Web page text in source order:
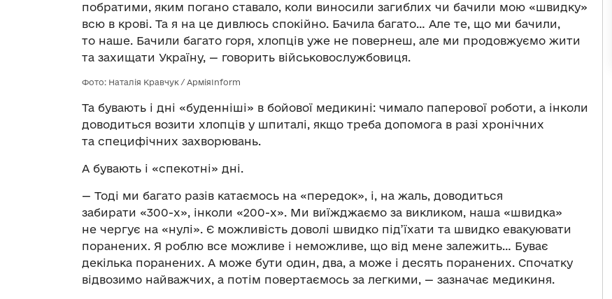
побратими, яким погано ставало, коли виносили загиблих чи бачили мою «швидку»
всю в крові. Та я на це дивлюсь спокійно. Бачила багато… Але те, що ми бачили,
то наше. Бачили багато горя, хлопців уже не повернеш, але ми продовжуємо жити
та захищати Україну, — говорить військовослужбовиця.
Фото: Наталія Кравчук / АрміяInform
Та бувають і дні «буденніші» в бойової медикині: чимало паперової роботи, а інколи
доводиться возити хлопців у шпиталі, якщо треба допомога в разі хронічних
та специфічних захворювань.
А бувають і «спекотні» дні.
— Тоді ми багато разів катаємось на «передок», і, на жаль, доводиться
забирати «300-х», інколи «200-х». Ми виїжджаємо за викликом, наша «швидка»
не чергує на «нулі». Є можливість доволі швидко під’їхати та швидко евакуювати
поранених. Я роблю все можливе і неможливе, що від мене залежить… Буває
декілька поранених. А може бути один, два, а може і десять поранених. Спочатку
відвозимо найважчих, а потім повертаємось за легкими, — зазначає медикиня.